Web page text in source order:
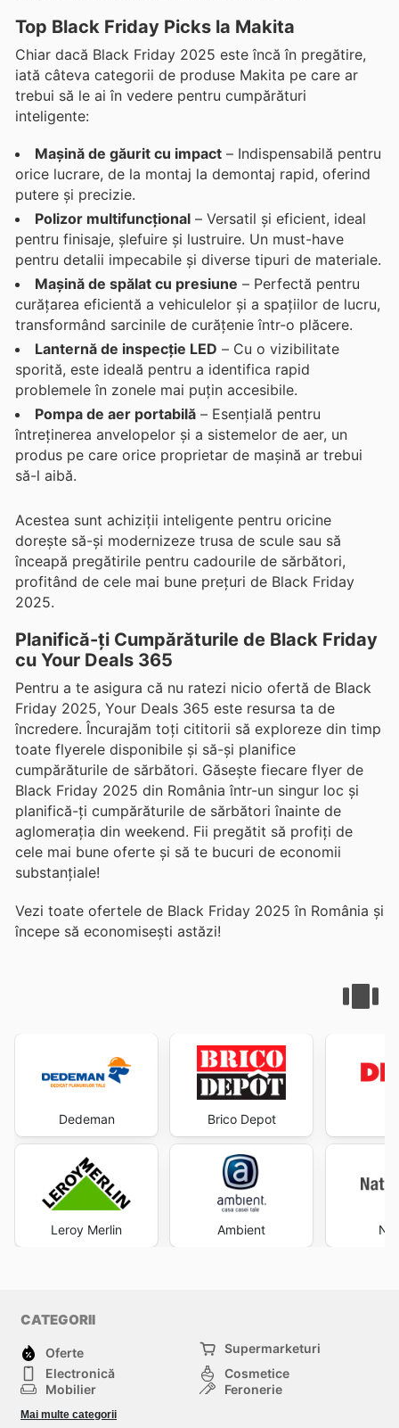
Top Black Friday Picks la Makita
Chiar dacă Black Friday 2025 este încă în pregătire,
iată câteva categorii de produse Makita pe care ar
trebui să le ai în vedere pentru cumpărături
inteligente:
Mașină de găurit cu impact – Indispensabilă pentru
orice lucrare, de la montaj la demontaj rapid, oferind
putere și precizie.
Polizor multifuncțional – Versatil și eficient, ideal
pentru finisaje, șlefuire și lustruire. Un must-have
pentru detalii impecabile și diverse tipuri de materiale.
Mașină de spălat cu presiune – Perfectă pentru
curățarea eficientă a vehiculelor și a spațiilor de lucru,
transformând sarcinile de curățenie într-o plăcere.
Lanternă de inspecție LED – Cu o vizibilitate
sporită, este ideală pentru a identifica rapid
problemele în zonele mai puțin accesibile.
Pompa de aer portabilă – Esențială pentru
întreținerea anvelopelor și a sistemelor de aer, un
produs pe care orice proprietar de mașină ar trebui
să-l aibă.
Acestea sunt achiziții inteligente pentru oricine
dorește să-și modernizeze trusa de scule sau să
înceapă pregătirile pentru cadourile de sărbători,
profitând de cele mai bune prețuri de Black Friday
2025.
Planifică-ți Cumpărăturile de Black Friday
cu Your Deals 365
Pentru a te asigura că nu ratezi nicio ofertă de Black
Friday 2025, Your Deals 365 este resursa ta de
încredere. Încurajăm toți cititorii să exploreze din timp
toate flyerele disponibile și să-și planifice
cumpărăturile de sărbători. Găsește fiecare flyer de
Black Friday 2025 din România într-un singur loc și
planifică-ți cumpărăturile de sărbători înainte de
aglomerația din weekend. Fii pregătit să profiți de
cele mai bune oferte și să te bucuri de economii
substanțiale!
Vezi toate ofertele de Black Friday 2025 în România și
începe să economisești astăzi!
Dedeman
Leroy Merlin
Brico Depot
Ambient
CATEGORII
Oferte
Supermarketuri
Electronică
Cosmetice
Mobilier
Feronerie
Copii
Mai multe categorii